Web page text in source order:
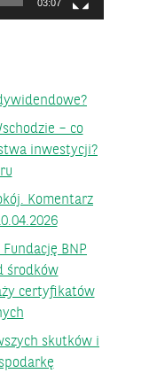
03:07
– co
inwestycji?
Komentarz
BNP
środków
certyfikatów
skutków i